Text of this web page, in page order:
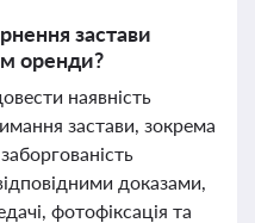
застави
оренди?
наявність
застави, зокрема
доказами,
фотофіксація та